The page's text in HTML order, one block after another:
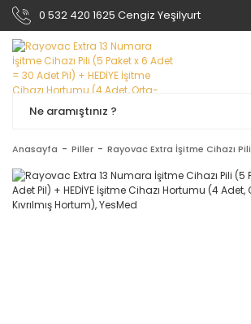
0 532 420 1625 Cengiz Yeşilyurt
Anasayfa Piller Rayovac Extra İşitme Cihazı Pili